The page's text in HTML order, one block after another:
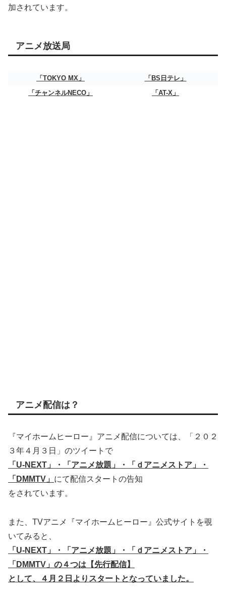
加されています。
アニメ放送局
「TOKYO MX」
「BS日テレ」
「チャンネルNECO」
「AT-X」
アニメ配信は？
『マイホームヒーロー』アニメ配信については、「２０２
３年４月３日」のツイートで
「U-NEXT」・「アニメ放題」・「ｄアニメストア」・
「DMMTV」 にて配信スタートの告知
をされています。
また、TVアニメ『マイホームヒーロー』公式サイトを覗
いてみると、
「U-NEXT」・「アニメ放題」・「ｄアニメストア」・
「DMMTV」の４つは【先行配信】
として、４月２日よりスタートとなっていました。